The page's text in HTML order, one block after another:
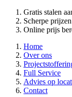
Gratis stalen
Scherpe prijzen
Online prijs
Home
Over ons
Full Service
Advies op
Contact